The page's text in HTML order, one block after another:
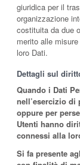
giuridica per il
organizzazione
costituita da due
merito alle
loro Dati.
Dettagli sul
Quando i Dati
nell’esercizio
oppure per
Utenti hanno
connessi alla
Si fa presente